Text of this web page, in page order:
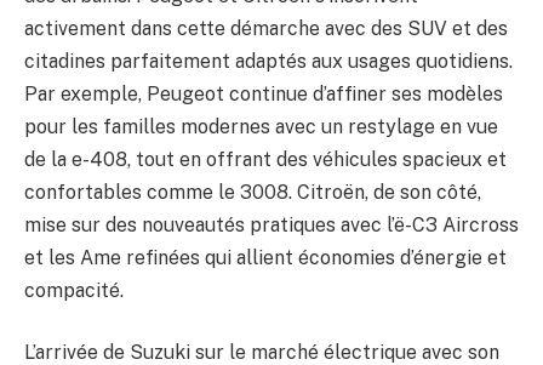
activement dans cette démarche avec des SUV et des
citadines parfaitement adaptés aux usages quotidiens.
Par exemple, Peugeot continue d’affiner ses modèles
pour les familles modernes avec un restylage en vue
de la e-408, tout en offrant des véhicules spacieux et
confortables comme le 3008. Citroën, de son côté,
mise sur des nouveautés pratiques avec l’ë-C3 Aircross
et les Ame refinées qui allient économies d’énergie et
compacité.
L’arrivée de Suzuki sur le marché électrique avec son